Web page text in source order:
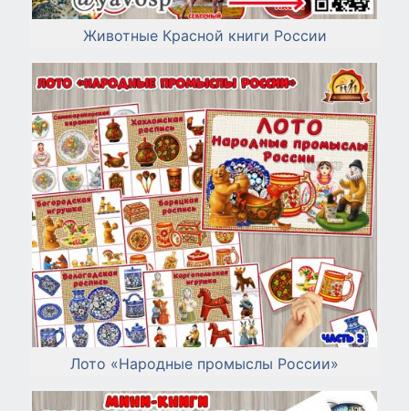
Животные Красной книги России
Лото «Народные промыслы России»